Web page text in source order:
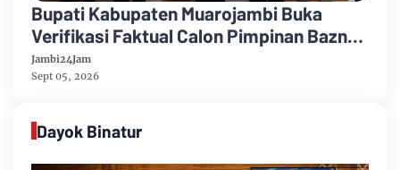
Bupati Kabupaten Muarojambi Buka
Verifikasi Faktual Calon Pimpinan Baznas
Tahun 2026-2031
Jambi24Jam
Sept 05, 2026
Dayok Binatur